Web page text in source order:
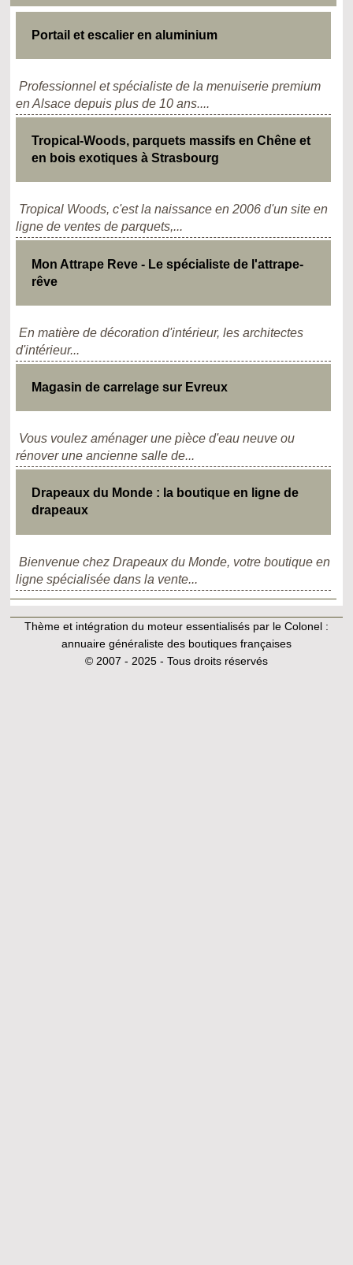
Portail et escalier en aluminium
Professionnel et spécialiste de la menuiserie premium
en Alsace depuis plus de 10 ans....
Tropical-Woods, parquets massifs en Chêne et
en bois exotiques à Strasbourg
Tropical Woods, c'est la naissance en 2006 d'un site en
ligne de ventes de parquets,...
Mon Attrape Reve - Le spécialiste de l'attrape-
rêve
En matière de décoration d'intérieur, les architectes
d'intérieur...
Magasin de carrelage sur Evreux
Vous voulez aménager une pièce d'eau neuve ou
rénover une ancienne salle de...
Drapeaux du Monde : la boutique en ligne de
drapeaux
Bienvenue chez Drapeaux du Monde, votre boutique en
ligne spécialisée dans la vente...
Thème et intégration du moteur essentialisés par le Colonel :
annuaire généraliste des boutiques françaises
© 2007 - 2025 - Tous droits réservés